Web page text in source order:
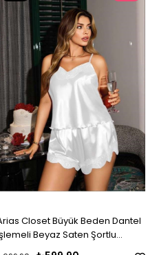
Closet Büyük Beden Dantel
Beyaz Saten Şortlu
Ürün